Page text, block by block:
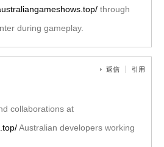
through
during gameplay.
返信 引用
collaborations at
Australian developers working